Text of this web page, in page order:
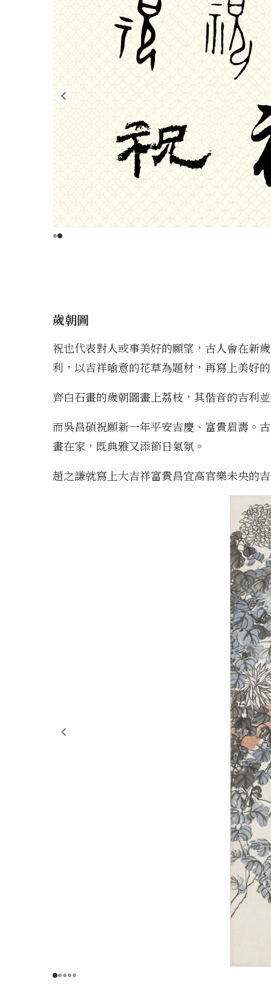
歲朝圖
祝也代表對人或事美好的願望，古人會在新
利，以吉祥喻意的花草為題材，再寫上美好
齊白石畫的歲朝圖畫上荔枝，其偕音的吉利
而吳昌碩祝願新一年平安吉慶、富貴眉壽。
畫在家，既典雅又添節日氣氛。
趙之謙就寫上大吉祥富貴昌宜高官樂未央的